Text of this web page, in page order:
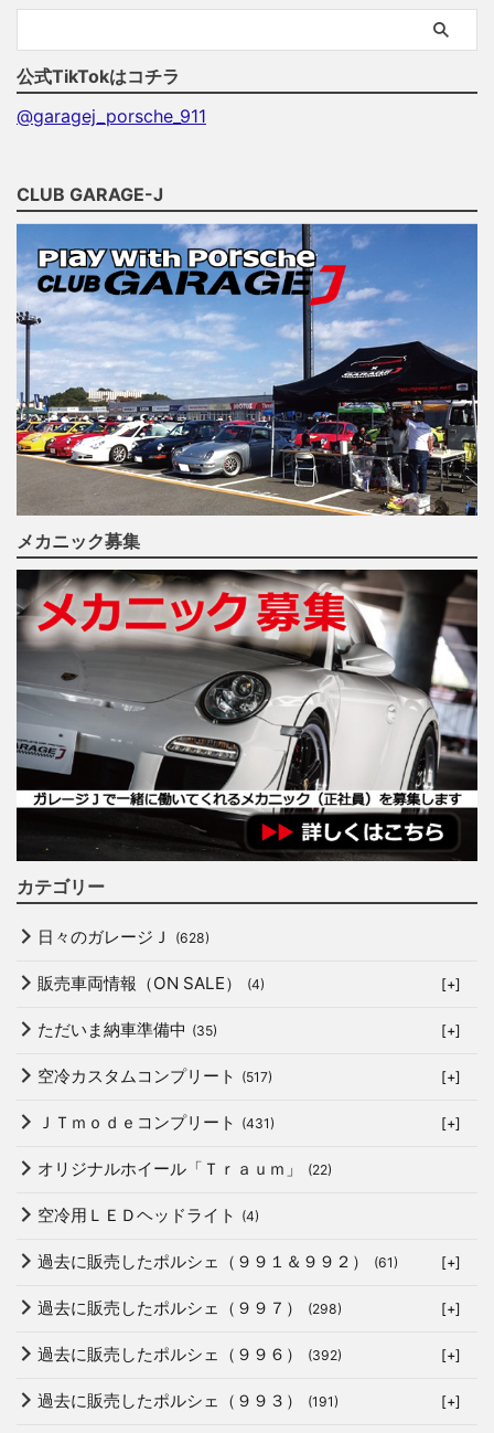
公式TikTokはコチラ
@garagej_porsche_911
CLUB GARAGE-J
メカニック募集
カテゴリー
日々のガレージＪ (628)
販売車両情報（ON SALE） (4) [+]
ただいま納車準備中 (35) [+]
空冷カスタムコンプリート (517) [+]
ＪＴｍｏｄｅコンプリート (431) [+]
オリジナルホイール「Ｔｒａｕｍ」 (22)
空冷用ＬＥＤヘッドライト (4)
過去に販売したポルシェ（９９１＆９９２） (61) [+]
過去に販売したポルシェ（９９７） (298) [+]
過去に販売したポルシェ（９９６） (392) [+]
過去に販売したポルシェ（９９３） (191) [+]